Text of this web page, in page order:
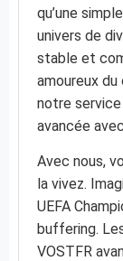
qu’une
univers de
stable et
amoureux
notre
avancée
Avec nous,
la vivez.
UEFA
buffering.
VOSTFR